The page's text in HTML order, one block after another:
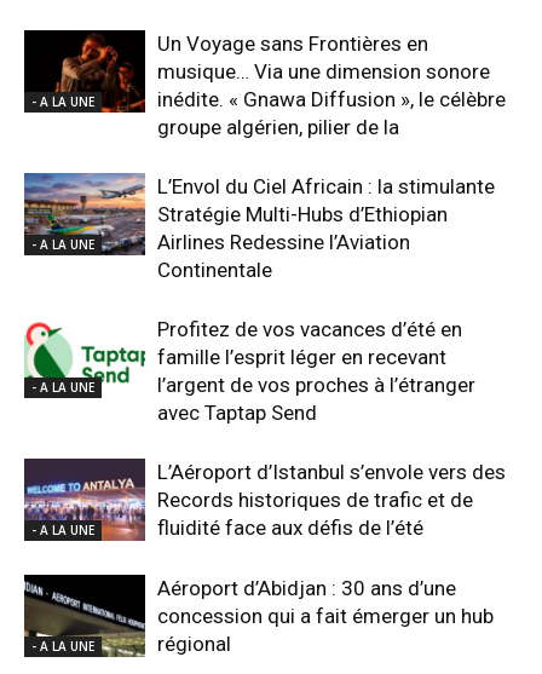
- A LA UNE
Un Voyage sans Frontières en
musique… Via une dimension sonore
inédite. « Gnawa Diffusion », le célèbre
groupe algérien, pilier de la
- A LA UNE
L’Envol du Ciel Africain : la stimulante
Stratégie Multi-Hubs d’Ethiopian
Airlines Redessine l’Aviation
Continentale
- A LA UNE
Profitez de vos vacances d’été en
famille l’esprit léger en recevant
l’argent de vos proches à l’étranger
avec Taptap Send
- A LA UNE
L’Aéroport d’Istanbul s’envole vers des
Records historiques de trafic et de
fluidité face aux défis de l’été
- A LA UNE
Aéroport d’Abidjan : 30 ans d’une
concession qui a fait émerger un hub
régional